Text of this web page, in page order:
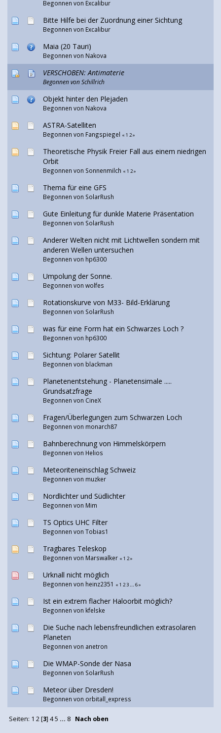
Begonnen von Excalibur
Bitte Hilfe bei der Zuordnung einer Sichtung
Begonnen von Excalibur
Maia (20 Tauri)
Begonnen von Nakova
VERSCHOBEN: Antimaterie
Begonnen vonSchillrich
Objekt hinter den Plejaden
Begonnen von Nakova
ASTRA-Satelliten
Begonnen von Fangspiegel « 1 2»
Theoretische Physik Freier Fall aus einem niedrigen
Orbit
Begonnen von Sonnenmilch « 1 2»
Thema für eine GFS
Begonnen von SolarRush
Gute Einleitung für dunkle Materie Präsentation
Begonnen von SolarRush
Anderer Welten nicht mit Lichtwellen sondern mit
anderen Wellen untersuchen
Begonnen von hp6300
Umpolung der Sonne.
Begonnen von wolfes
Rotationskurve von M33- Bild-Erklärung
Begonnen von SolarRush
was für eine Form hat ein Schwarzes Loch ?
Begonnen von hp6300
Sichtung: Polarer Satellit
Begonnen von blackman
Planetenentstehung - Planetensimale .....
Grundsatzfrage
Begonnen von CineX
Fragen/Überlegungen zum Schwarzen Loch
Begonnen von monarch87
Bahnberechnung von Himmelskörpern
Begonnen von Helios
Meteoriteneinschlag Schweiz
Begonnen von muzker
Nordlichter und Südlichter
Begonnen von Mim
TS Optics UHC Filter
Begonnen von Tobias1
Tragbares Teleskop
Begonnen von Marswalker « 1 2»
Urknall nicht möglich
Begonnen von heinz2351 « 1 23... 6»
Ist ein extrem flacher Haloorbit möglich?
Begonnen von kfelske
Die Suche nach lebensfreundlichen extrasolaren
Planeten
Begonnen von anetron
Die WMAP-Sonde der Nasa
Begonnen von SolarRush
Meteor über Dresden!
Begonnen von orbitall_express
Seiten: 1 2[3] 4 5 ... 8 Nach oben